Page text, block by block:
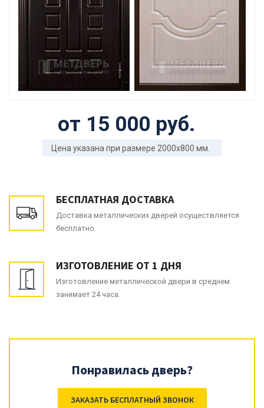
от 15 000 руб.
Цена указана при размере 2000x800 мм.
БЕСПЛАТНАЯ ДОСТАВКА
Доставка металлических дверей осуществляется
бесплатно.
ИЗГОТОВЛЕНИЕ ОТ 1 ДНЯ
Изготовление металлической двери в среднем
занимает 24 часа.
Понравилась дверь?
ЗАКАЗАТЬ БЕСПЛАТНЫЙ ЗВОНОК